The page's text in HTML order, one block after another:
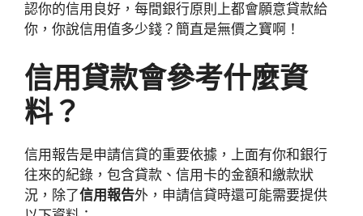
認你的信用良好，每間銀行原則上都會願意貸款給
你，你說信用值多少錢？簡直是無價之寶啊！
信用貸款會參考什麼資
料？
信用報告是申請信貸的重要依據，上面有你和銀行
往來的紀錄，包含貸款、信用卡的金額和繳款狀
況，除了信用報告外，申請信貸時還可能需要提供